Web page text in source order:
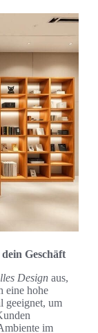
Geschäft
Design aus,
eine hohe
geeignet, um
im